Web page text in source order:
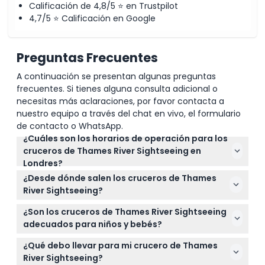
Ubicación
Cómo Canjear
Política de Cancelación
Calificación de 4,8/5 ⭐ en Trustpilot
4,7/5 ⭐ Calificación en Google
Preguntas Frecuentes
A continuación se presentan algunas preguntas
frecuentes. Si tienes alguna consulta adicional o
necesitas más aclaraciones, por favor contacta a
nuestro equipo a través del chat en vivo, el formulario
de contacto o WhatsApp.
¿Cuáles son los horarios de operación para los
cruceros de Thames River Sightseeing en
Londres?
Los cruceros operan diariamente
aproximadamente desde las 10:00 AM hasta las
5:00 PM, saliendo cada 30 minutos
aproximadamente (sujeto a cambios — por favor
confirme al momento de la reserva).
¿Desde dónde salen los cruceros de Thames
River Sightseeing?
Los cruceros salen desde varios muelles principales,
incluyendo el Muelle Westminster, el Muelle
Embankment, el Muelle Festival, el Muelle Bankside y
el Muelle Greenwich, ofreciéndole flexibilidad sobre
dónde comenzar su viaje.
¿Son los cruceros de Thames River Sightseeing
adecuados para niños y bebés?
¡Sí! Los niños de 0 a 4 años viajan gratis. Todos los
niños de 0 a 15 años deben estar acompañados por
¿Qué debo llevar para mi crucero de Thames
River Sightseeing?